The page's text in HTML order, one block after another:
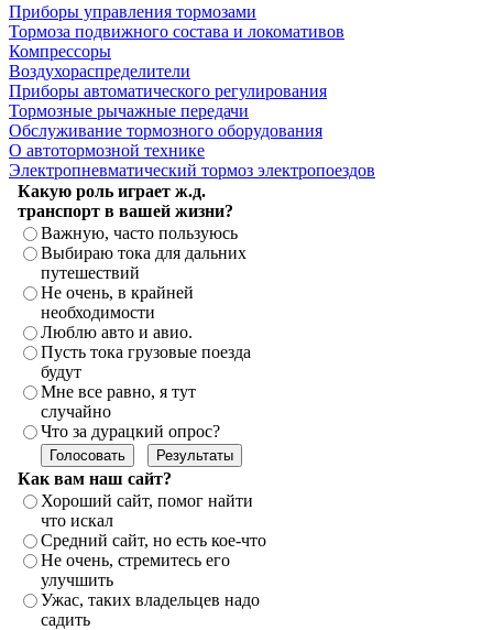
Приборы управления тормозами
Тормоза подвижного состава и локомативов
Компрессоры
Воздухораспределители
Приборы автоматического регулирования
Тормозные рычажные передачи
Обслуживание тормозного оборудования
О автотормозной технике
Электропневматический тормоз электропоездов
Какую роль играет ж.д.
транспорт в вашей жизни?
Важную, часто пользуюсь
Выбираю тока для дальних
путешествий
Не очень, в крайней
необходимости
Люблю авто и авио.
Пусть тока грузовые поезда
будут
Мне все равно, я тут
случайно
Что за дурацкий опрос?
Как вам наш сайт?
Хороший сайт, помог найти
что искал
Средний сайт, но есть кое-что
Не очень, стремитесь его
улучшить
Ужас, таких владельцев надо
садить